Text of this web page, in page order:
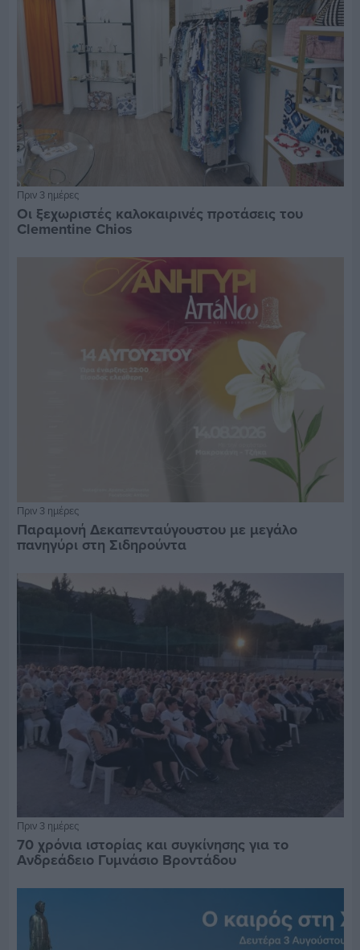
Πριν 3 ημέρες
Οι ξεχωριστές καλοκαιρινές προτάσεις του
Clementine Chios
Πριν 3 ημέρες
Παραμονή Δεκαπενταύγουστου με μεγάλο
πανηγύρι στη Σιδηρούντα
Πριν 3 ημέρες
70 χρόνια ιστορίας και συγκίνησης για το
Ανδρεάδειο Γυμνάσιο Βροντάδου